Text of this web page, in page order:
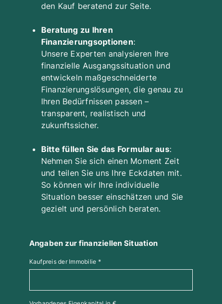
Kaufpreis der Immobilie
Vorhandenes Eigenkapital in €
Gewünschte Darlehenssumme in €
(optional) Wollen Sie uns noch etwas anderes zu Ihrer
finanziellen Situation mitteilen?
den Kauf beratend zur Seite.
Beratung zu Ihren
Finanzierungsoptionen:
Unsere Experten analysieren Ihre
finanzielle Ausgangssituation und
entwickeln maßgeschneiderte
Finanzierungslösungen, die genau zu
Ihren Bedürfnissen passen –
transparent, realistisch und
zukunftssicher.
Bitte füllen Sie das Formular aus:
Nehmen Sie sich einen Moment Zeit
und teilen Sie uns Ihre Eckdaten mit.
So können wir Ihre individuelle
Situation besser einschätzen und Sie
gezielt und persönlich beraten.
Angaben zur finanziellen Situation
Kaufpreis der Immobilie *